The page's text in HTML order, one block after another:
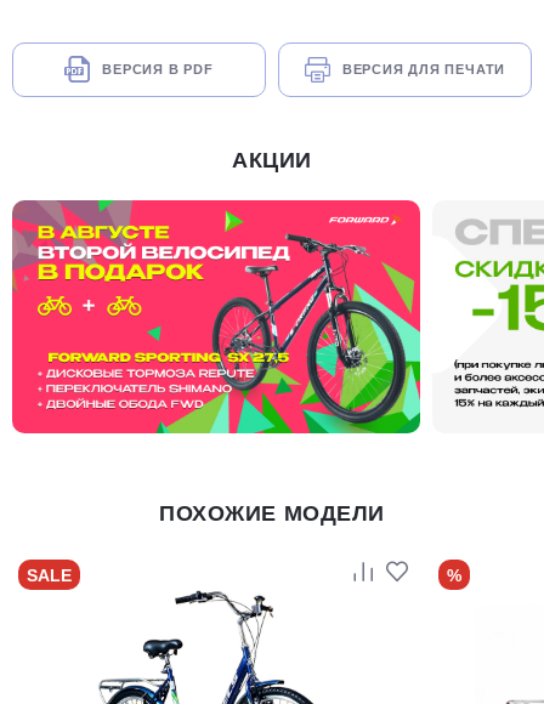
ВЕРСИЯ В PDF ВЕРСИЯ ДЛЯ ПЕЧАТИ
АКЦИИ
ПОХОЖИЕ МОДЕЛИ
SALE %